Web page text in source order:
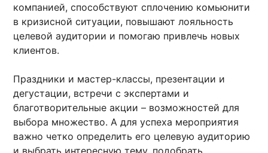
компанией, способствуют сплочению комьюнити
в кризисной ситуации, повышают лояльность
целевой аудитории и помогаю привлечь новых
клиентов.
Праздники и мастер-классы, презентации и
дегустации, встречи с экспертами и
благотворительные акции – возможностей для
выбора множество. А для успеха мероприятия
важно четко определить его целевую аудиторию
и выбрать интересную тему, подобрать